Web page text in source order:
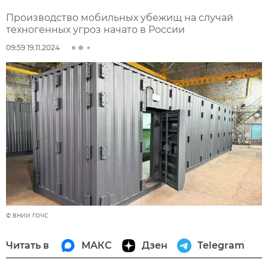
Производство мобильных убежищ на случай
техногенных угроз начато в России
09:59 19.11.2024
© ВНИИ ГОЧС
Читать в МАКС Дзен Telegram